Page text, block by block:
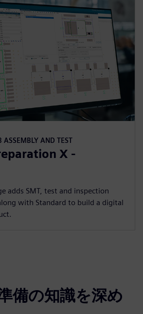
ASSEMBLY AND TEST
X -
adds SMT, test and inspection
with Standard to build a digital
備の知識を深め